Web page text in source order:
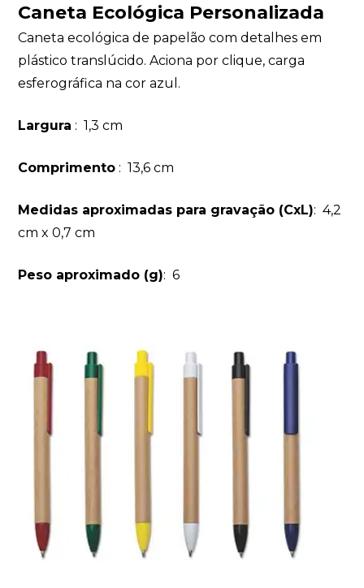
Caneta Ecológica Personalizada
Caneta ecológica de papelão com detalhes em
plástico translúcido. Aciona por clique, carga
esferográfica na cor azul.
Largura : 1,3 cm
Comprimento : 13,6 cm
Medidas aproximadas para gravação (CxL): 4,2
cm x 0,7 cm
Peso aproximado (g): 6